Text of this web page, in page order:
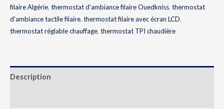
filaire Algérie, thermostat d’ambiance filaire Ouedkniss, thermostat
d’ambiance tactile filaire, thermostat filaire avec écran LCD,
thermostat réglable chauffage, thermostat TPI chaudière
Description